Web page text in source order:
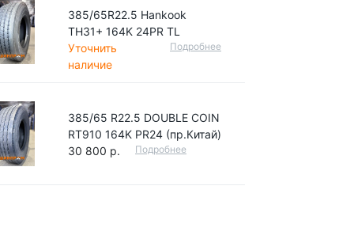
385/65R22.5 Hankook
TH31+ 164K 24PR TL
Уточнить
наличие
Подробнее
385/65 R22.5 DOUBLE COIN
RT910 164K PR24 (пр.Китай)
30 800 р.
Подробнее